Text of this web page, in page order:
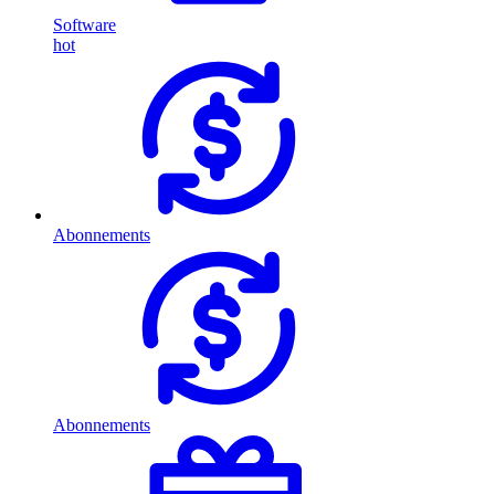
Software
hot
Abonnements
Abonnements